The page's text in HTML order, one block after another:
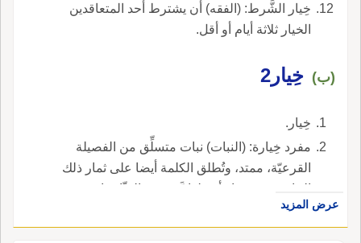
خِيار الشَّرط: (الفقه) أن يشترط أحد المتعاقدين
الخيار ثلاثة أيام أو أقل.
(ب) خِيار2
خِيار.
مفرد خِيارة: (النبات) نبات متسلِّق من الفصيلة
القرعيّة، ممتد، وتُطلق الكلمة أيضا على ثمار ذلك
النبات، وهي ثمار أسطوانيَّة تشبه القثّاء ذات قشرة
خضراء ولبّ أبيض نضر تؤكل نيِّئة، وهي نوع من
الخضر.
عرض المزيد